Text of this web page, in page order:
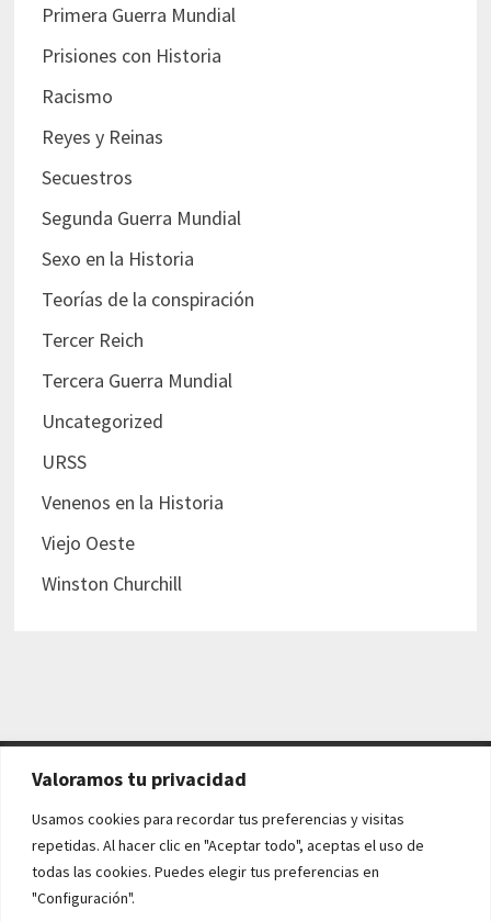
Valoramos tu privacidad
Usamos cookies para recordar tus preferencias y visitas
repetidas. Al hacer clic en "Aceptar todo", aceptas el uso de
todas las cookies. Puedes elegir tus preferencias en
"Configuración".
Primera Guerra Mundial
Prisiones con Historia
Racismo
Reyes y Reinas
Secuestros
Segunda Guerra Mundial
Sexo en la Historia
Teorías de la conspiración
Tercer Reich
Tercera Guerra Mundial
Uncategorized
URSS
Venenos en la Historia
Viejo Oeste
Winston Churchill
AVISO LEGAL Y POLÍTICAS
Aviso legal
Política de cookies